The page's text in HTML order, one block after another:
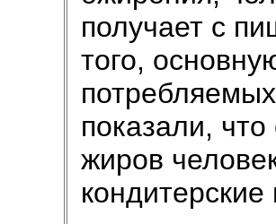
получает с
того,
показали,
жиров
кондитерские